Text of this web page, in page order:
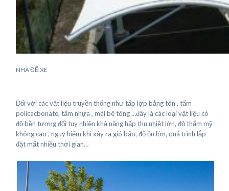
NHÀ ĐỂ XE
Đối với các vật liệu truyền thống như tấp lợp bằng tôn , tấm
policacbonate, tấm nhựa , mái bê tông …đây là các loại vật liệu có
độ bền tương đối tuy nhiên khả năng hấp thụ nhiệt lớn, độ thẩm mỹ
không cao , nguy hiểm khi xảy ra gió bão, độ ồn lớn, quá trình lắp
đặt mất nhiều thời gian…